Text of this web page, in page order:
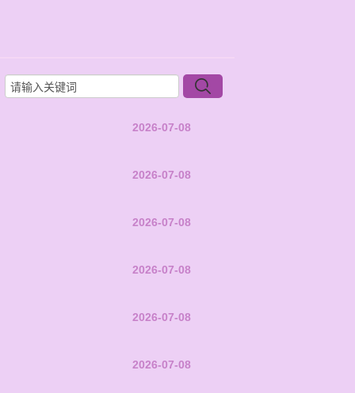
2026-07-08
2026-07-08
2026-07-08
2026-07-08
2026-07-08
2026-07-08